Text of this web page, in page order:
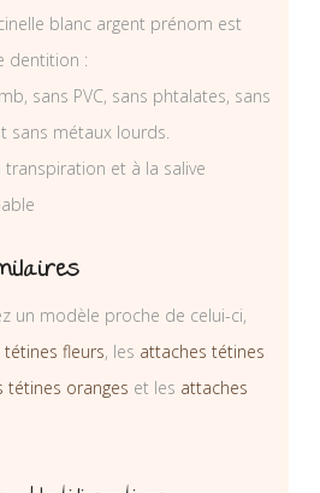
blanc argent prénom est
dentition :
sans PVC, sans phtalates, sans
sans métaux lourds.
et à la salive
un modèle proche de celui-ci,
fleurs, les attaches tétines
tétines oranges et les attaches